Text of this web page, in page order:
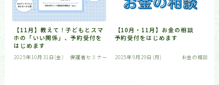
【11月】教えて！子どもとスマ
ホの「いい関係」、予約受付を
はじめます
2025年10月31日(金) 保護者セミナー
【10月・11月】お金の相談
予約受付をはじめます
2025年9月29日(月) お金の相談